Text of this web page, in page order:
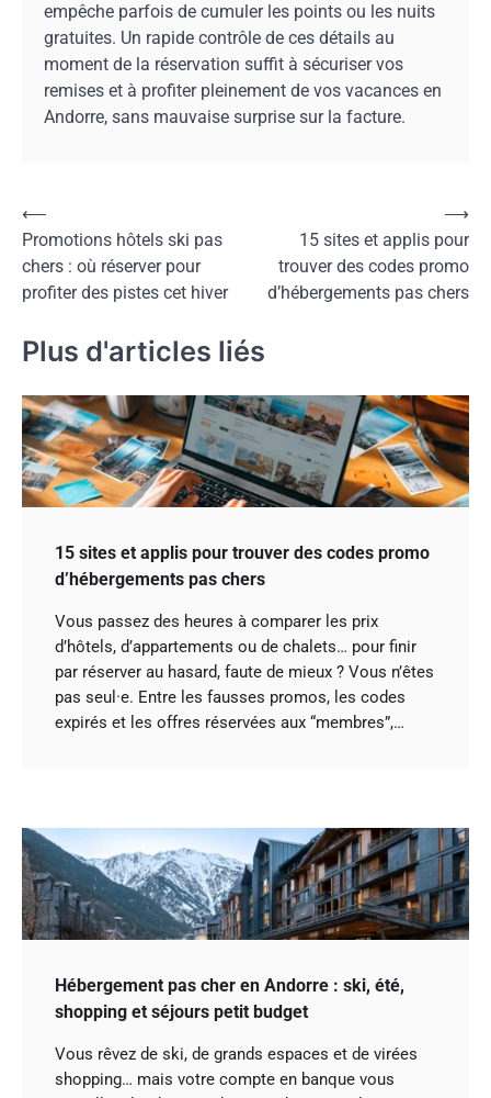
empêche parfois de cumuler les points ou les nuits
gratuites. Un rapide contrôle de ces détails au
moment de la réservation suffit à sécuriser vos
remises et à profiter pleinement de vos vacances en
Andorre, sans mauvaise surprise sur la facture.
Navigation
de
l’article
⟵
Promotions hôtels ski pas
chers : où réserver pour
profiter des pistes cet hiver
15 sites et applis pour
trouver des codes promo
d’hébergements pas chers
⟶
Plus d'articles liés
15 sites et applis pour trouver des codes promo
d’hébergements pas chers
Vous passez des heures à comparer les prix
d’hôtels, d’appartements ou de chalets… pour finir
par réserver au hasard, faute de mieux ? Vous n’êtes
pas seul·e. Entre les fausses promos, les codes
expirés et les offres réservées aux “membres”,…
Hébergement pas cher en Andorre : ski, été,
shopping et séjours petit budget
Vous rêvez de ski, de grands espaces et de virées
shopping… mais votre compte en banque vous